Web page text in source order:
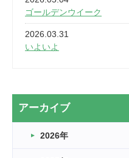
ゴールデンウイーク
2026.03.31
いよいよ
2026.03.20
なぎなた
2026.03.16
アーカイブ
2026年